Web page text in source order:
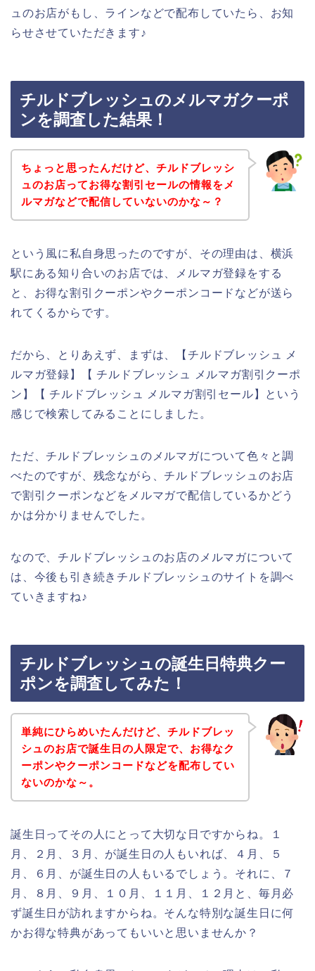
ュのお店がもし、ラインなどで配布していたら、お知
らせさせていただきます♪
チルドブレッシュのメルマガクーポ
ンを調査した結果！
ちょっと思ったんだけど、チルドブレッシ
ュのお店ってお得な割引セールの情報をメ
ルマガなどで配信していないのかな～？
という風に私自身思ったのですが、その理由は、横浜
駅にある知り合いのお店では、メルマガ登録をする
と、お得な割引クーポンやクーポンコードなどが送ら
れてくるからです。
だから、とりあえず、まずは、【チルドブレッシュ メ
ルマガ登録】【 チルドブレッシュ メルマガ割引クーポ
ン】【 チルドブレッシュ メルマガ割引セール】という
感じで検索してみることにしました。
ただ、チルドブレッシュのメルマガについて色々と調
べたのですが、残念ながら、チルドブレッシュのお店
で割引クーポンなどをメルマガで配信しているかどう
かは分かりませんでした。
なので、チルドブレッシュのお店のメルマガについて
は、今後も引き続きチルドブレッシュのサイトを調べ
ていきますね♪
チルドブレッシュの誕生日特典クー
ポンを調査してみた！
単純にひらめいたんだけど、チルドブレッ
シュのお店で誕生日の人限定で、お得なク
ーポンやクーポンコードなどを配布してい
ないのかな～。
誕生日ってその人にとって大切な日ですからね。１
月、２月、３月、が誕生日の人もいれば、４月、５
月、６月、が誕生日の人もいるでしょう。それに、７
月、８月、９月、１０月、１１月、１２月と、毎月必
ず誕生日が訪れますからね。そんな特別な誕生日に何
かお得な特典があってもいいと思いませんか？